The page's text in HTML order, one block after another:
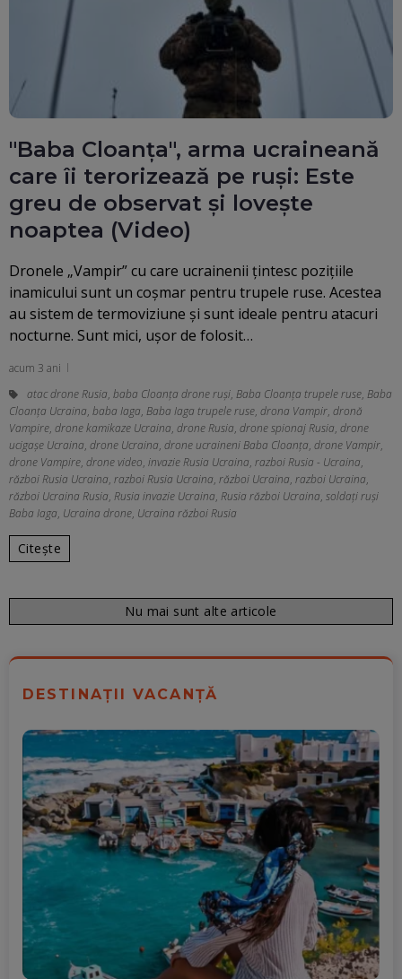
"Baba Cloanța", arma ucraineană
care îi terorizează pe ruși: Este
greu de observat și lovește
noaptea (Video)
Dronele „Vampir” cu care ucrainenii țintesc pozițiile
inamicului sunt un coșmar pentru trupele ruse. Acestea
au sistem de termoviziune și sunt ideale pentru atacuri
nocturne. Sunt mici, ușor de folosit…
acum 3 ani
atac drone Rusia, baba Cloanța drone ruși, Baba Cloanța trupele ruse, Baba
Cloanța Ucraina, baba Iaga, Baba Iaga trupele ruse, drona Vampir, dronă
Vampire, drone kamikaze Ucraina, drone Rusia, drone spionaj Rusia, drone
ucigașe Ucraina, drone Ucraina, drone ucraineni Baba Cloanța, drone Vampir,
drone Vampire, drone video, invazie Rusia Ucraina, razboi Rusia - Ucraina,
război Rusia Ucraina, razboi Rusia Ucraina, război Ucraina, razboi Ucraina,
război Ucraina Rusia, Rusia invazie Ucraina, Rusia război Ucraina, soldați ruși
Baba Iaga, Ucraina drone, Ucraina război Rusia
Citește
Nu mai sunt alte articole
DESTINAȚII VACANȚĂ